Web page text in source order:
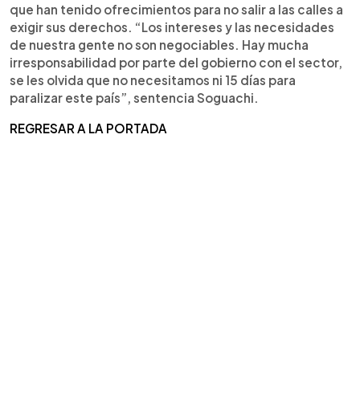
que han tenido ofrecimientos para no salir a las calles a
exigir sus derechos. “Los intereses y las necesidades
de nuestra gente no son negociables. Hay mucha
irresponsabilidad por parte del gobierno con el sector,
se les olvida que no necesitamos ni 15 días para
paralizar este país”, sentencia Soguachi.
REGRESAR A LA PORTADA